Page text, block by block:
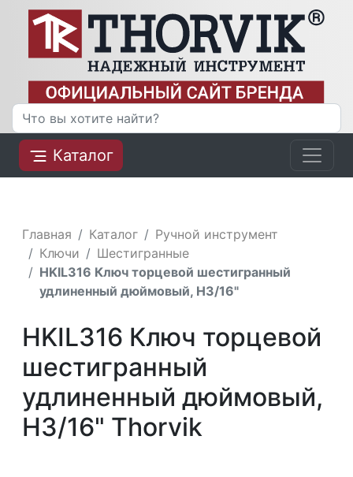
Каталог
Главная Каталог
Ручной инструмент
Ключи
Шестигранные
HKIL316 Ключ торцевой шестигранный
удлиненный дюймовый, H3/16"
HKIL316 Ключ торцевой
шестигранный
удлиненный дюймовый,
H3/16" Thorvik